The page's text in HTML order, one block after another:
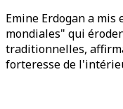
Emine Erdogan a mis
mondiales" qui
traditionnelles,
forteresse de